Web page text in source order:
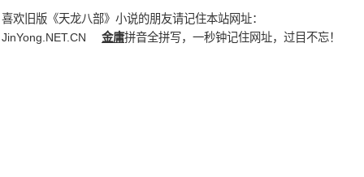
喜欢旧版《天龙八部》小说的朋友请记住本站网址：
JinYong.NET.CN
金庸拼音全拼写，一秒钟记住网址，过目不忘！